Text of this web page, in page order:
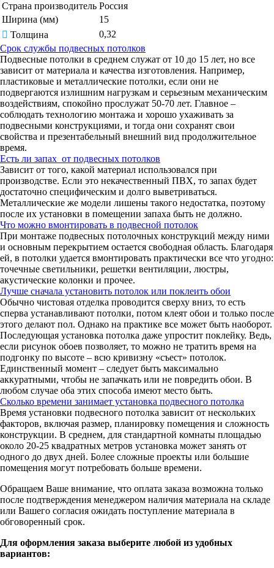
Страна производитель Россия
Ширина (мм)
15
Толщина
0,32
Срок службы подвесных потолков
Подвесные потолки в среднем служат от 10 до 15 лет, но все
зависит от материала и качества изготовления. Например,
пластиковые и металлические потолки, если они не
подвергаются излишним нагрузкам и серьезным механическим
воздействиям, спокойно прослужат 50-70 лет. Главное –
соблюдать технологию монтажа и хорошо ухаживать за
подвесными конструкциями, и тогда они сохранят свои
свойства и презентабельный внешний вид продолжительное
время.
Есть ли запах от подвесных потолков
Зависит от того, какой материал использовался при
производстве. Если это некачественный ПВХ, то запах будет
достаточно специфическим и долго выветриваться.
Металлические же модели лишены такого недостатка, поэтому
после их установки в помещении запаха быть не должно.
Что можно вмонтировать в подвесной потолок
При монтаже подвесных потолочных конструкций между ними
и основным перекрытием остается свободная область. Благодаря
ей, в потолки удается вмонтировать практически все что угодно:
точечные светильники, решетки вентиляции, люстры,
акустические колонки и прочее.
Лучше сначала установить потолок или поклеить обои
Обычно чистовая отделка проводится сверху вниз, то есть
сперва устанавливают потолки, потом клеят обои и только после
этого делают пол. Однако на практике все может быть наоборот.
Последующая установка потолка даже упростит поклейку. Ведь,
если рисунок обоев позволяет, то можно не тратить время на
подгонку по высоте – всю кривизну «съест» потолок.
Единственный момент – следует быть максимально
аккуратными, чтобы не запачкать или не повредить обои. В
любом случае оба этих способа имеют место быть.
Сколько времени занимает установка подвесного потолка
Время установки подвесного потолка зависит от нескольких
факторов, включая размер, планировку помещения и сложность
конструкции. В среднем, для стандартной комнаты площадью
около 20-25 квадратных метров установка может занять от
одного до двух дней. Более сложные проекты или большие
помещения могут потребовать больше времени.
Обращаем Ваше внимание, что оплата заказа возможна только
после подтверждения менеджером наличия материала на складе
или Вашего согласия ожидать поступление материала в
обговоренный срок.
Для оформления заказа выберите любой из удобных
вариантов: